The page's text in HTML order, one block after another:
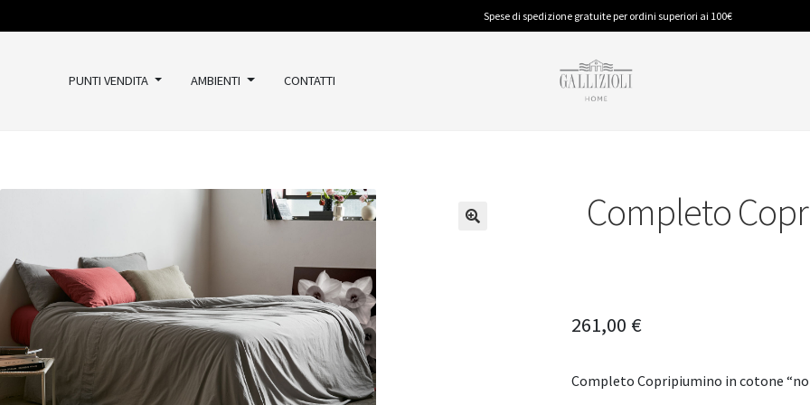
Spese di spedizione gratuite per ordini superiori ai 100€
PUNTI VENDITA AMBIENTI CONTATTI
TAPPETI
Vintage
Moderni
Outlet
PIUMINI E GUANCIALI CUCINA
Completo
261,00 €
Completo Copripiumino in cotone